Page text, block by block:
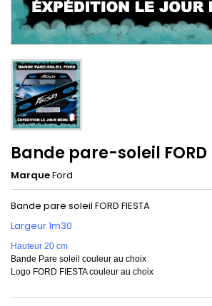
Bande pare-soleil FORD
MarqueFord
Bande pare soleil FORD FIESTA
Largeur 1m30
Hauteur 20 cm
Bande Pare soleil couleur au choix
Logo FORD FIESTA couleur au choix